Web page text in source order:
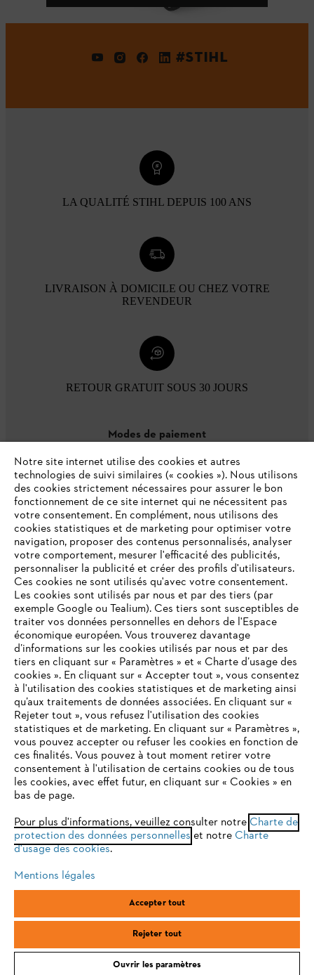
#STIHL
LA QUALITÉ STIHL DEPUIS 100 ANS
LIVRAISON À DOMICILE OU CHEZ VOTRE
REVENDEUR
RETOUR GRATUIT SOUS 30 JOURS
Modes de paiement
L'Entreprise
Questions / Réponses
Service
Conditions Générales de Vente
Mentions légales Cookies
Conditions de garantie
ANDREAS STIHL SAS, 1 rue des Epinettes, ZI Nord de Torcy, 77200
VOTRE NAVIGATEUR INTERNET
N'EST PLUS PRIS EN CHARGE
Vous utilisez un navigateur Internet que nous ne prenons plus
en charge, et certaines fonctionnalités de notre site ne
peuvent fonctionner correctement. Pour une utilisation
optimale de notre site, nous vous recommandons de passer à
l'un des navigateurs suivants :
firefox chrome
Notre site internet utilise des cookies et autres
technologies de suivi similaires (« cookies »). Nous utilisons
des cookies strictement nécessaires pour assurer le bon
fonctionnement de ce site internet qui ne nécessitent pas
votre consentement. En complément, nous utilisons des
cookies statistiques et de marketing pour optimiser votre
navigation, proposer des contenus personnalisés, analyser
votre comportement, mesurer l'efficacité des publicités,
personnaliser la publicité et créer des profils d'utilisateurs.
Ces cookies ne sont utilisés qu'avec votre consentement.
Les cookies sont utilisés par nous et par des tiers (par
exemple Google ou Tealium). Ces tiers sont susceptibles de
traiter vos données personnelles en dehors de l'Espace
économique européen. Vous trouverez davantage
d’informations sur les cookies utilisés par nous et par des
tiers en cliquant sur « Paramètres » et « Charte d’usage des
cookies ». En cliquant sur « Accepter tout », vous consentez
à l'utilisation des cookies statistiques et de marketing ainsi
qu’aux traitements de données associées. En cliquant sur «
Rejeter tout », vous refusez l'utilisation des cookies
statistiques et de marketing. En cliquant sur « Paramètres »,
vous pouvez accepter ou refuser les cookies en fonction de
ces finalités. Vous pouvez à tout moment retirer votre
consentement à l'utilisation de certains cookies ou de tous
les cookies, avec effet futur, en cliquant sur « Cookies » en
bas de page.
Pour plus d'informations, veuillez consulter notre Charte de
protection des données personnelles et notre Charte
d'usage des cookies.
Mentions légales
Accepter tout
Rejeter tout
Ouvrir les paramètres